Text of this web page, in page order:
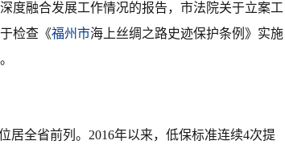
度融合发展工作情况的报告，市法院关于立案工
检查《福州市海上丝绸之路史迹保护条例》实施
居全省前列。2016年以来，低保标准连续4次提